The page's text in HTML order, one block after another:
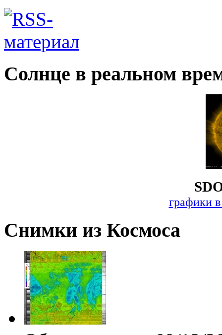
Солнце в реальном
графики
Снимки из Космоса